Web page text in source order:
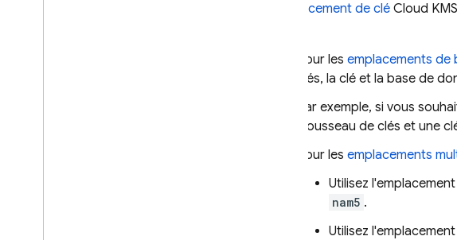
emplacement de clé Cloud
Pour les emplacements de
clés, la clé et la base de
Par exemple, si vous
trousseau de clés et une
Pour les emplacements
Utilisez
nam5 .
Utilisez